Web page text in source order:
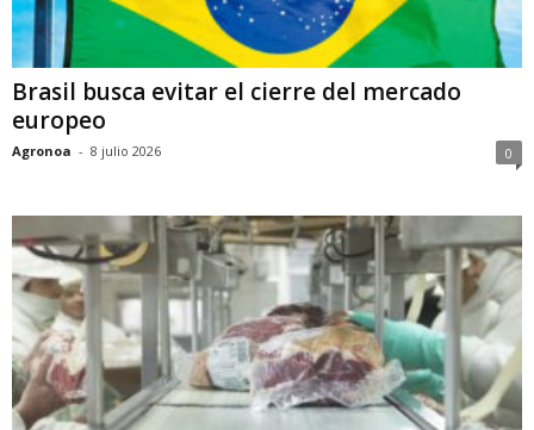
Brasil busca evitar el cierre del mercado
europeo
Agronoa - 8 julio 2026 0